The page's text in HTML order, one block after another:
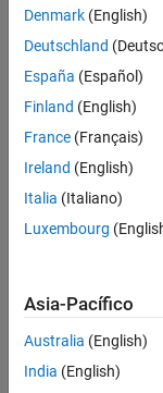
Denmark (English)
Deutschland
España (Español)
Finland (English)
France (Français)
Ireland (English)
Italia (Italiano)
Luxembourg
Asia-Pacífico
Australia (English)
India (English)
Política de
Información de
© 1994-2026 The